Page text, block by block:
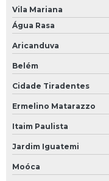
Reparo de cpu
Reparo de driver
Reparo de eletroeletrônico
Reparo de fontes chaveadas
Reparo de ihm
Reparo de inversor de
Reparo de nobreak
Reparo de placas eletrônicas
Vila Mariana
Água Rasa
Aricanduva
Belém
Cidade Tiradentes
Ermelino Matarazzo
Itaim Paulista
Jardim Iguatemi
Moóca